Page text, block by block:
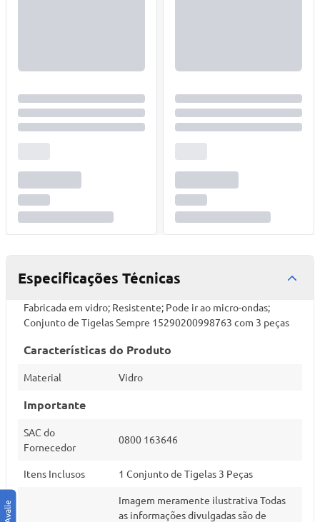
Especificações Técnicas
Fabricada em vidro; Resistente; Pode ir ao micro-ondas;
Conjunto de Tigelas Sempre 15290200998763 com 3 peças
Características do Produto
Material Vidro
Importante
SAC do
Fornecedor
0800 163646
Itens Inclusos 1 Conjunto de Tigelas 3 Peças
Imagem meramente ilustrativa Todas
as informações divulgadas são de